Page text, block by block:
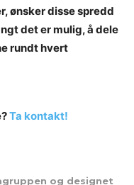
ønsker disse spredd
det er mulig, å dele
rundt hvert
Ta kontakt!
og designet